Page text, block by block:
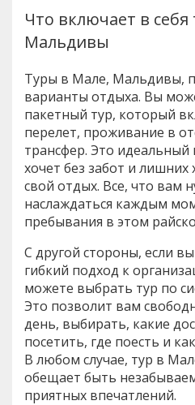
Что включает в
Мальдивы
Туры в Мале, Мальдивы,
варианты отдыха. Вы
пакетный тур, который
перелет, проживание в
трансфер. Это идеальный
хочет без забот и лишних
свой отдых. Все, что вам
наслаждаться каждым
пребывания в этом
С другой стороны, если
гибкий подход к
можете выбрать тур по
Это позволит вам
день, выбирать, какие
посетить, где поесть и
В любом случае, тур в
обещает быть
приятных впечатлений.